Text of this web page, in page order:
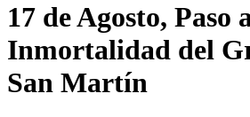
17 de Agosto, Paso
Inmortalidad del
San Martín